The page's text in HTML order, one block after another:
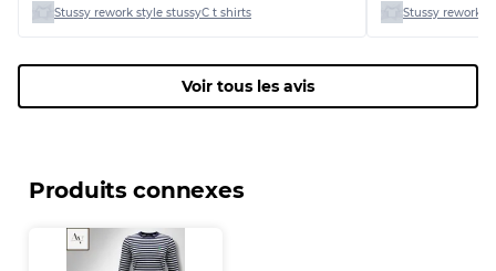
Stussy rework style stussyC t shirts Stussy rework
Voir tous les avis
Produits connexes